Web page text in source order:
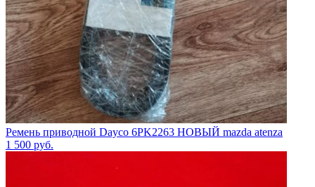
Ремень приводной Dayco 6PK2263 НОВЫЙ mazda atenza
1 500 руб.